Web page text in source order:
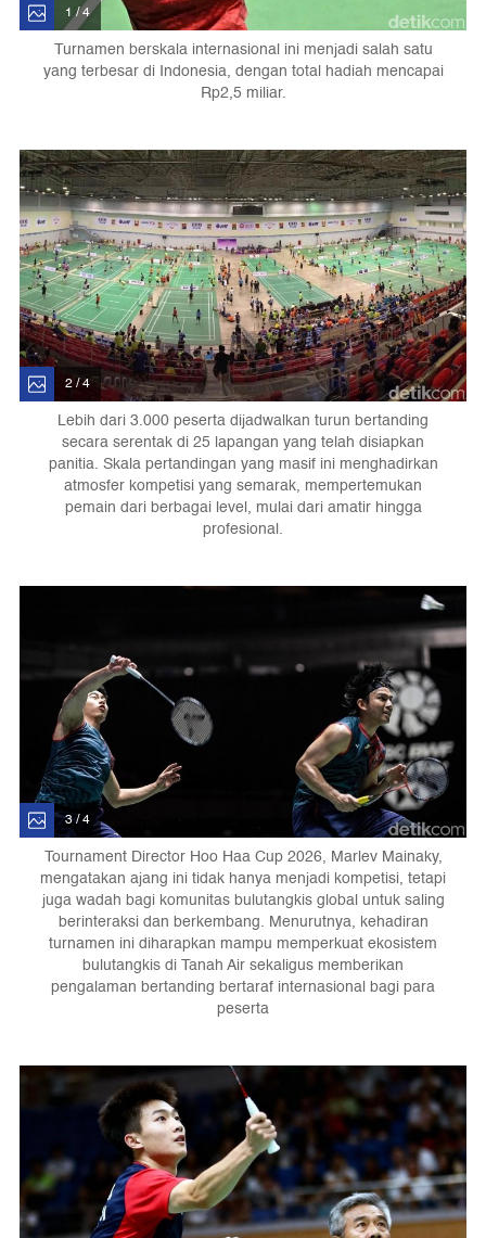
1 / 4
Turnamen berskala internasional ini menjadi salah satu
yang terbesar di Indonesia, dengan total hadiah mencapai
Rp2,5 miliar.
2 / 4
Lebih dari 3.000 peserta dijadwalkan turun bertanding
secara serentak di 25 lapangan yang telah disiapkan
panitia. Skala pertandingan yang masif ini menghadirkan
atmosfer kompetisi yang semarak, mempertemukan
pemain dari berbagai level, mulai dari amatir hingga
profesional.
3 / 4
Tournament Director Hoo Haa Cup 2026, Marlev Mainaky,
mengatakan ajang ini tidak hanya menjadi kompetisi, tetapi
juga wadah bagi komunitas bulutangkis global untuk saling
berinteraksi dan berkembang. Menurutnya, kehadiran
turnamen ini diharapkan mampu memperkuat ekosistem
bulutangkis di Tanah Air sekaligus memberikan
pengalaman bertanding bertaraf internasional bagi para
peserta